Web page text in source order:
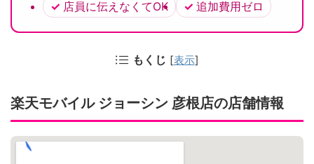
店員に伝えなくてOK
追加費用ゼロ
もくじ [表示]
楽天モバイル ジョーシン 彦根店の店舗情報